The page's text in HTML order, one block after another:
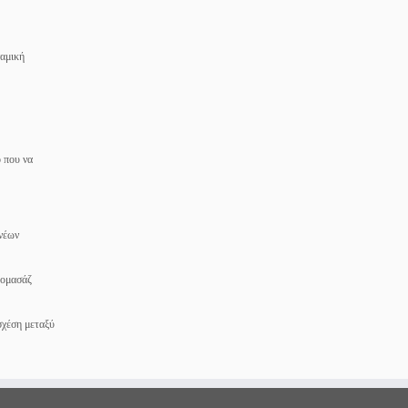
που να
μεταξύ